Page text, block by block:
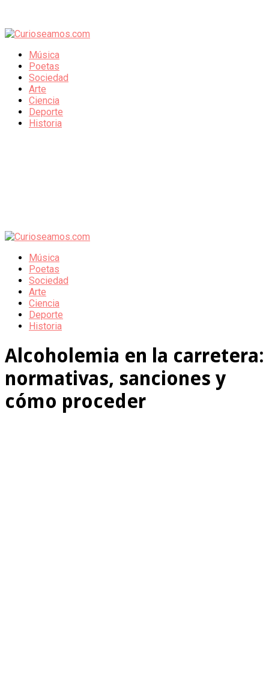
Música
Poetas
Sociedad
Arte
Ciencia
Deporte
Historia
Música
Poetas
Sociedad
Arte
Ciencia
Deporte
Historia
Alcoholemia en la carretera:
normativas, sanciones y
cómo proceder